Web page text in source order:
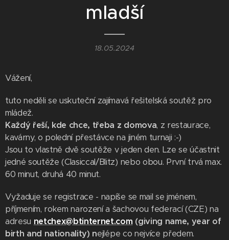
mladší
18.05.2024
Vážení,
tuto neděli se uskuteční zajímavá řešitelská soutěž pro
mládež.
Každý řeší, kde chce, třeba z domova, z restaurace,
kavárny, o polední přestávce na jiném turnaji :-)
Jsou to vlastně dvě soutěže v jeden den. Lze se účastnit
jedné soutěže (Clasiccal/Blitz) nebo obou. První trvá max.
60 minut, druhá 40 minut.
Vyžaduje se registrace - napíše se mail se jménem,
příjmením, rokem narození a šachovou federací (CZE) na
adresu netchex@btinternet.com (giving name, year of
birth and nationality) nejlépe co nejvíce předem.